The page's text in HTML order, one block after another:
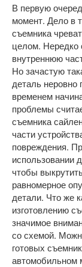
В первую
момент. Дело в
съемника
целом. Нередко
внутреннюю
Но зачастую
деталь неровно
временем
проблемы
съемника
части
повреждения.
использовании
чтобы
равномерное
детали. Что же
изготовлению
значимое
со схемой.
готовых
автомобильном